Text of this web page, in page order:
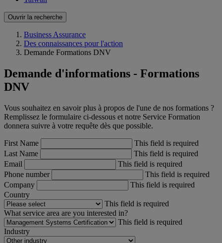
Ouvrir la recherche
Business Assurance
Des connaissances pour l'action
Demande Formations DNV
Demande d'informations - Formations
DNV
Vous souhaitez en savoir plus à propos de l'une de nos formations ?
Remplissez le formulaire ci-dessous et notre Service Formation
donnera suivre à votre requête dès que possible.
First Name
This field is required
Last Name
This field is required
Email
This field is required
Phone number
This field is required
Company
This field is required
Country
This field is required
What service area are you interested in?
This field is required
Industry